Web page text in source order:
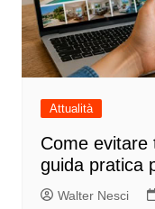
Attualità
Come evitare
guida pratica
Walter Nesci